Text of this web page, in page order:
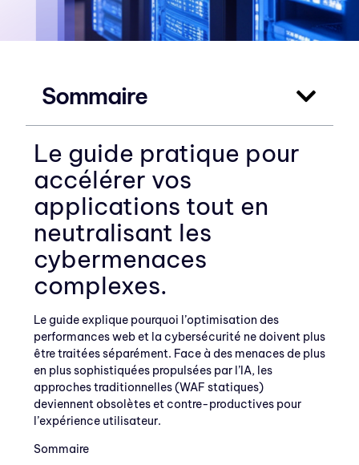
Sommaire
Le guide pratique pour
accélérer vos
applications tout en
neutralisant les
cybermenaces
complexes.
Le guide explique pourquoi l’optimisation des
performances web et la cybersécurité ne doivent plus
être traitées séparément. Face à des menaces de plus
en plus sophistiquées propulsées par l’IA, les
approches traditionnelles (WAF statiques)
deviennent obsolètes et contre-productives pour
l’expérience utilisateur.
Sommaire